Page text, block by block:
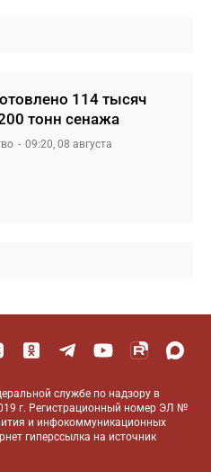
114 тысяч
тонн сенажа
09:20, 08 августа
службе по надзору в
г. Регистрационный номер ЭЛ №
и инфокоммуникационных
гиперссылка на источник